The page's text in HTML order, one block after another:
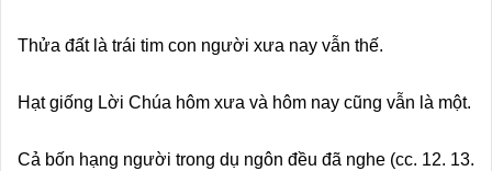
Thửa đất là trái tim con người xưa nay vẫn thế.
Hạt giống Lời Chúa hôm xưa và hôm nay cũng vẫn là một.
Cả bốn hạng người trong dụ ngôn đều đã nghe (cc. 12. 13.